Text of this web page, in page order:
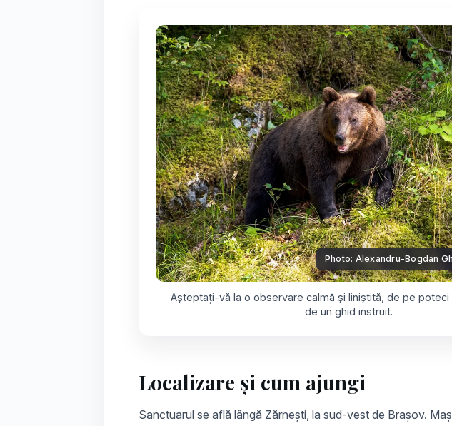
Photo: Alexandru‑Bogdan
Așteptați-vă la o observare calmă și liniștită, de pe poteci
de un ghid instruit.
Localizare și cum ajungi
Sanctuarul se află lângă Zărnești, la sud-vest de Brașov.